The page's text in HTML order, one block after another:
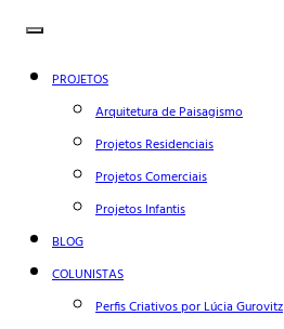
PROJETOS
Arquitetura de Paisagismo
Projetos Residenciais
Projetos Comerciais
Projetos Infantis
BLOG
COLUNISTAS
Perfis Criativos por Lúcia Gurovitz